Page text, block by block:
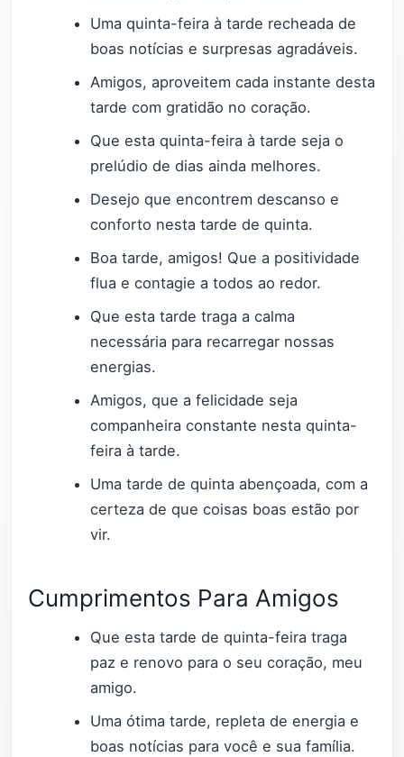
Uma quinta-feira à tarde recheada de
boas notícias e surpresas agradáveis.
Amigos, aproveitem cada instante desta
tarde com gratidão no coração.
Que esta quinta-feira à tarde seja o
prelúdio de dias ainda melhores.
Desejo que encontrem descanso e
conforto nesta tarde de quinta.
Boa tarde, amigos! Que a positividade
flua e contagie a todos ao redor.
Que esta tarde traga a calma
necessária para recarregar nossas
energias.
Amigos, que a felicidade seja
companheira constante nesta quinta-
feira à tarde.
Uma tarde de quinta abençoada, com a
certeza de que coisas boas estão por
vir.
Cumprimentos Para Amigos
Que esta tarde de quinta-feira traga
paz e renovo para o seu coração, meu
amigo.
Uma ótima tarde, repleta de energia e
boas notícias para você e sua família.